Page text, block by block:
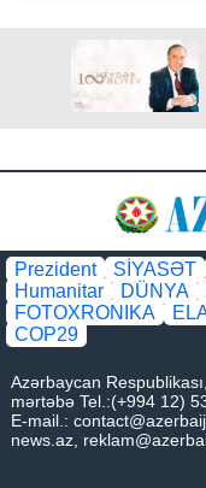
Prezident SİYASƏT
Humanitar
DÜNYA
FOTOXRONIKA
COP29
Azərbaycan
mərtəbə Tel.:(+994 12)
E-mail.:
news.az,